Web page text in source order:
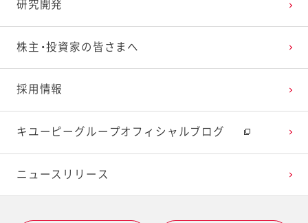
研究開発
株主・投資家の皆さまへ
採用情報
キユーピーグループオフィシャルブログ
ニュースリリース